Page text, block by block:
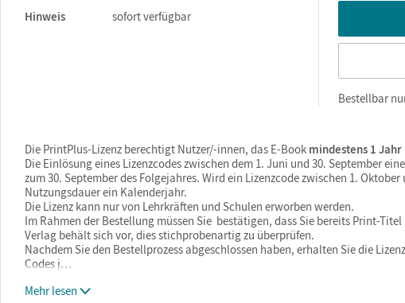
Hinweis
sofort verfügbar
Bestellbar
Die PrintPlus-Lizenz berechtigt Nutzer/-innen, das E-Book mindestens 1
Die Einlösung eines Lizenzcodes zwischen dem 1. Juni und 30. September
zum 30. September des Folgejahres. Wird ein Lizenzcode zwischen 1.
Nutzungsdauer ein Kalenderjahr.
Die Lizenz kann nur von Lehrkräften und Schulen erworben werden.
Im Rahmen der Bestellung müssen Sie bestätigen, dass Sie bereits Print-
Verlag behält sich vor, dies stichprobenartig zu überprüfen.
Nachdem Sie den Bestellprozess abgeschlossen haben, erhalten Sie die
Codes j…
Mehr lesen